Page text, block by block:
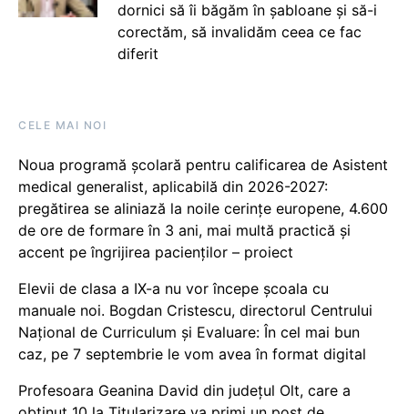
dornici să îi băgăm în șabloane și să-i
corectăm, să invalidăm ceea ce fac
diferit
CELE MAI NOI
Noua programă școlară pentru calificarea de Asistent
medical generalist, aplicabilă din 2026-2027:
pregătirea se aliniază la noile cerințe europene, 4.600
de ore de formare în 3 ani, mai multă practică și
accent pe îngrijirea pacienților – proiect
Elevii de clasa a IX-a nu vor începe școala cu
manuale noi. Bogdan Cristescu, directorul Centrului
Național de Curriculum și Evaluare: În cel mai bun
caz, pe 7 septembrie le vom avea în format digital
Profesoara Geanina David din județul Olt, care a